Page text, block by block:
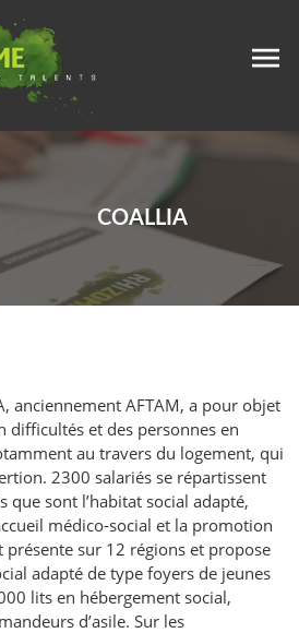
COALLIA
anciennement AFTAM, a pour objet
difficultés et des personnes en
au travers du logement, qui
2300 salariés se répartissent
que sont l’habitat social adapté,
médico-social et la promotion
présente sur 12 régions et propose
adapté de type foyers de jeunes
lits en hébergement social,
d’asile. Sur les